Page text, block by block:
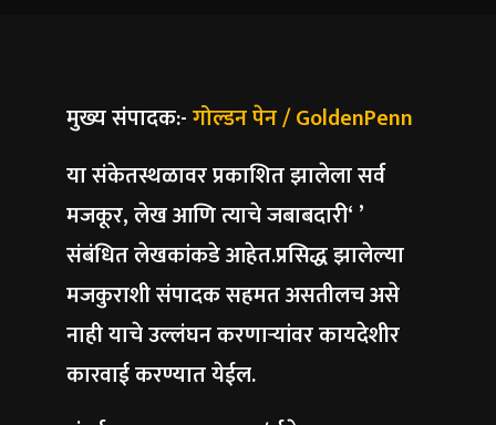
मुख्य संपादक:-गोल्डन पेन / GoldenPenn
या संकेतस्थळावर प्रकाशित झालेला सर्व
मजकूर, लेख आणि त्याचे जबाबदारी‘ ’
संबंधित लेखकांकडे आहेत.प्रसिद्ध झालेल्या
मजकुराशी संपादक सहमत असतीलच असे
नाही याचे उल्लंघन करणाऱ्यांवर कायदेशीर
कारवाई करण्यात येईल.